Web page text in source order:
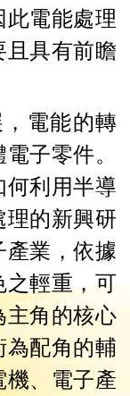
電能處理
且具有前瞻
電能的轉
子零件。
何利用半導
理的新興研
業，依據
之輕重，可
主角的核心
為配角的輔
機、電子產